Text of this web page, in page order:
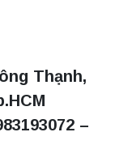
Thạnh,
–